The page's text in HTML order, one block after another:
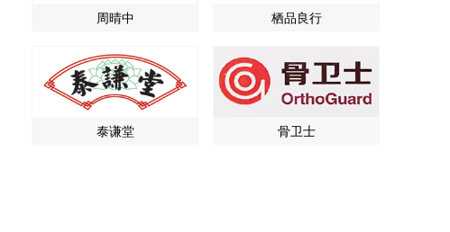
周晴中 栖品良行
泰谦堂 骨卫士